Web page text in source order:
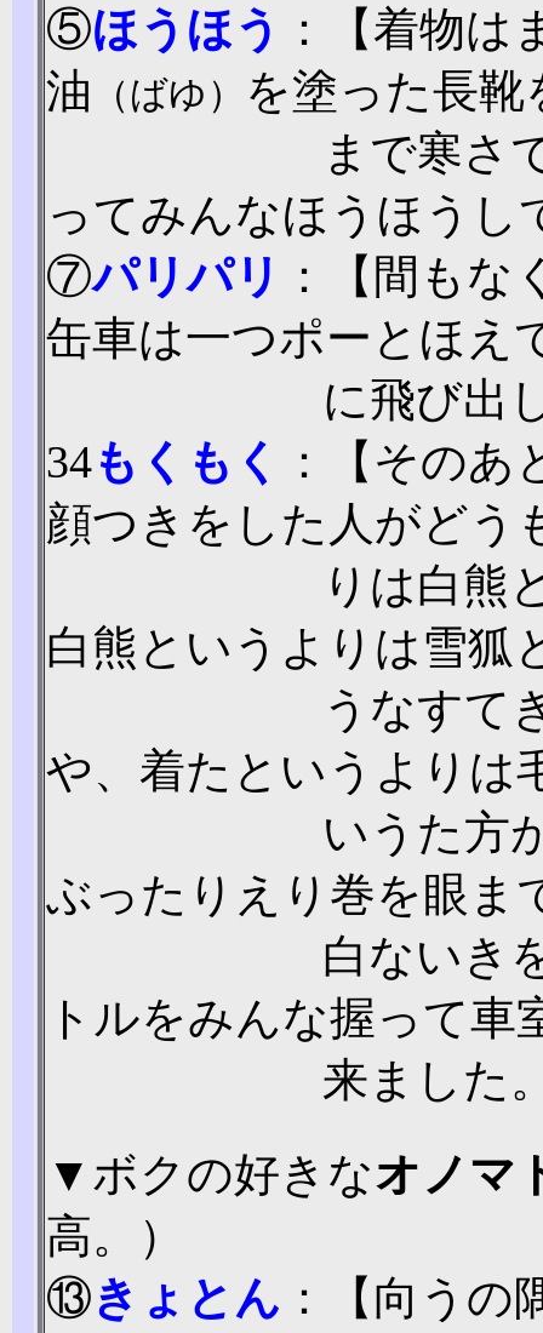
⑤ほうほう ：【着物
油 （ばゆ）
を塗った長
まで寒さ
ってみんなほうほうし
⑦パリパリ ：【間もな
缶車は一つポーとほえ
に飛び出
34もくもく
：【その
顔つきをした人がどう
りは白熊
白熊というよりは雪狐
うなすて
や、着たというよりは
いうた方
ぶったりえり巻を眼ま
白ないき
トルをみんな握って車
来ました
▼ ボクの好きなオノマ
高。）
⑬きょとん ：【向うの